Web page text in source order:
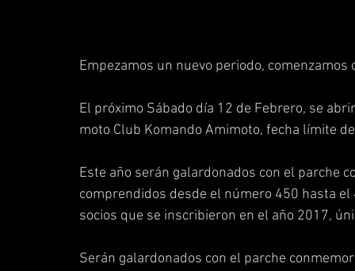
Empezamos un nuevo periodo,
El próximo Sábado día 12 de Febrero, se
moto Club Komando Amimoto, fecha límite
Este año serán galardonados con el parche
comprendidos desde el número 450 hasta
socios que se inscribieron en el año 2017,
Serán galardonados con el parche